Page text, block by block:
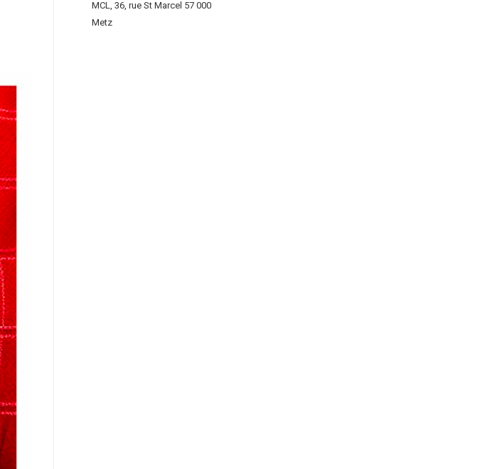
MCL, 36, rue St Marcel 57 000
Metz